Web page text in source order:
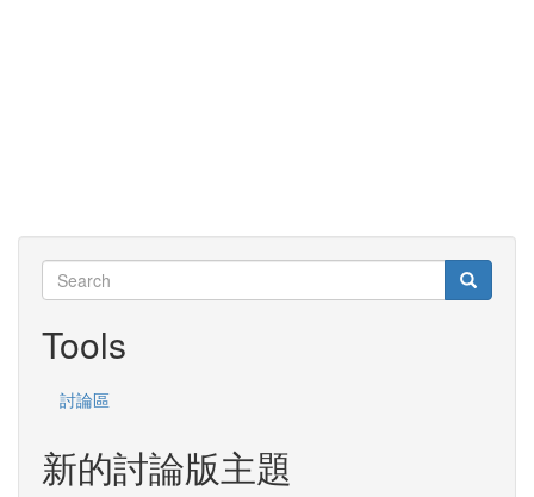
Search
Search Search
Tools
討論區
新的討論版主題